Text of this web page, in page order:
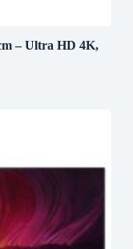
– Ultra HD 4K,